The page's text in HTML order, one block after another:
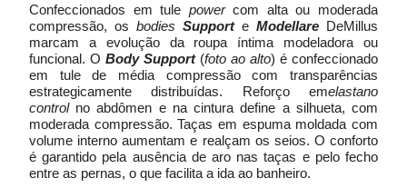
Confeccionados em tule powercom alta ou moderada
compressão, os bodies Supporte Modellare DeMillus
marcam a evolução da roupa íntima modeladora ou
funcional. O Body Support(foto ao alto) é confeccionado
em tule de média compressão com transparências
estrategicamente distribuídas. Reforço emelastano
controlno abdômen e na cintura define a silhueta, com
moderada compressão. Taças em espuma moldada com
volume interno aumentam e realçam os seios. O conforto
é garantido pela ausência de aro nas taças e pelo fecho
entre as pernas, o que facilita a ida ao banheiro.